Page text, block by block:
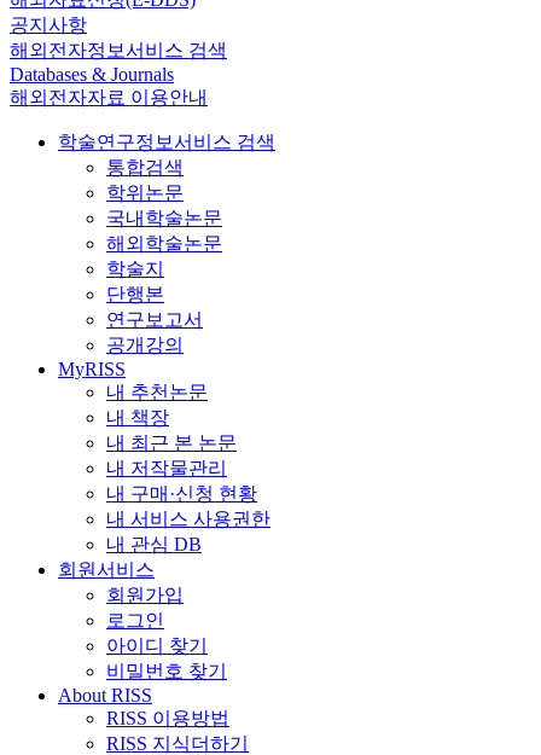
공지사항
해외전자정보서비스 검색
Databases & Journals
해외전자자료 이용안내
학술연구정보서비스 검색
통합검색
학위논문
국내학술논문
해외학술논문
학술지
단행본
연구보고서
공개강의
MyRISS
내 추천논문
내 책장
내 최근 본 논문
내 저작물관리
내 구매·신청 현황
내 서비스 사용권한
내 관심 DB
회원서비스
회원가입
로그인
아이디 찾기
비밀번호 찾기
About RISS
RISS 이용방법
RISS 지식더하기